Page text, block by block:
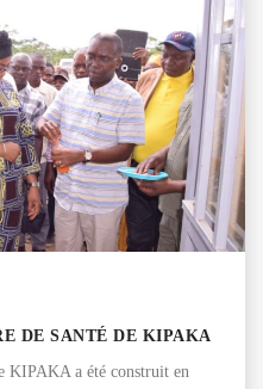
DE SANTÉ DE KIPAKA
KIPAKA a été construit en